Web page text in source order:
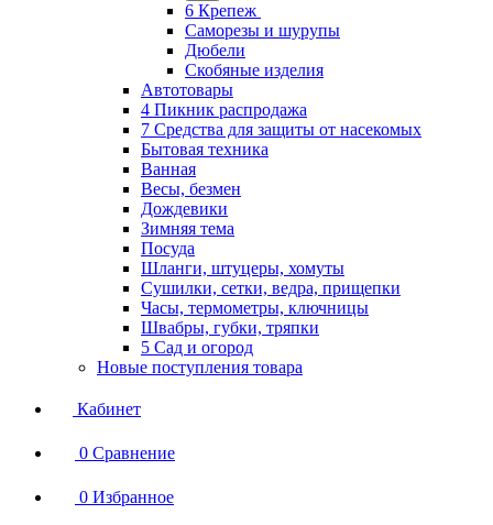
6 Крепеж
Саморезы и шурупы
Дюбели
Скобяные изделия
Автотовары
4 Пикник распродажа
7 Средства для защиты от насекомых
Бытовая техника
Ванная
Весы, безмен
Дождевики
Зимняя тема
Посуда
Шланги, штуцеры, хомуты
Сушилки, сетки, ведра, прищепки
Часы, термометры, ключницы
Швабры, губки, тряпки
5 Сад и огород
Новые поступления товара
Кабинет
0 Сравнение
0 Избранное